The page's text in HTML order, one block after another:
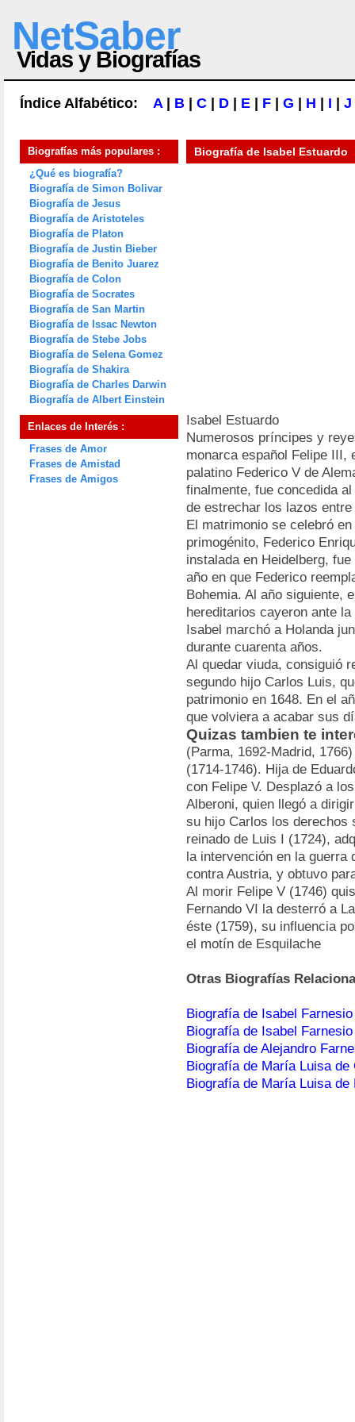
NetSaber
Vidas y Biografías
Índice Alfabético: A| B C D E F G H I J
Biografías más populares :
¿Qué es biografía?
Biografía de Simon Bolivar
Biografía de Jesus
Biografía de Aristoteles
Biografía de Platon
Biografía de Justin Bieber
Biografía de Benito Juarez
Biografía de Colon
Biografía de Socrates
Biografía de San Martin
Biografía de Issac Newton
Biografía de Stebe Jobs
Biografía de Selena Gomez
Biografía de Shakira
Biografía de Charles Darwin
Biografía de Albert Einstein
Enlaces de Interés :
Frases de Amor
Frases de Amistad
Frases de Amigos
Biografía de Isabel Estuardo
Isabel Estuardo
Numerosos príncipes y
monarca español Felipe III,
palatino Federico V de
finalmente, fue concedida
de estrechar los lazos
El matrimonio se celebró
primogénito, Federico
instalada en Heidelberg,
año en que Federico
Bohemia. Al año siguiente,
hereditarios cayeron ante
Isabel marchó a Holanda
durante cuarenta años.
Al quedar viuda, consiguió
segundo hijo Carlos Luis,
patrimonio en 1648. En el
que volviera a acabar sus
Quizas tambien te
(Parma, 1692-Madrid,
(1714-1746). Hija de
con Felipe V. Desplazó a
Alberoni, quien llegó a
su hijo Carlos los derechos
reinado de Luis I (1724),
la intervención en la guerra
contra Austria, y obtuvo
Al morir Felipe V (1746)
Fernando VI la desterró a
éste (1759), su influencia
el motín de Esquilache
Otras Biografías
Biografía de Isabel Farnesio
Biografía de Isabel Farnesio
Biografía de Alejandro
Biografía de María Luisa de
Biografía de María Luisa de